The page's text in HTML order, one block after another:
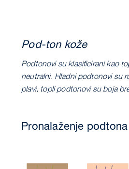
Pod-ton kože
Podtonovi su klasificirani kao
neutralni. Hladni podtonovi su
plavi, topli podtonovi su boja
Pronalaženje podtona